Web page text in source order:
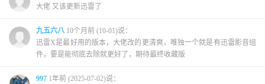
大佬 又该更新迅雷了
九五六八 10个月前 (10-01)说：
迅雷X是最好用的版本，大佬改的更清爽，唯独一个就是有迅雷影音组
件，要是能彻底去除就更好了，期待最终收藏版
997 1年前 (2025-07-02)说：